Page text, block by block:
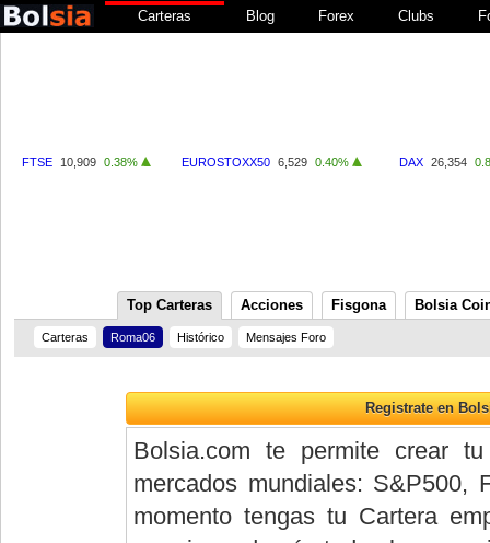
Carteras Blog Forex Clubs
FTSE 10,909 0.38% EUROSTOXX50 6,529 0.40% DAX 26,354
Top Carteras Acciones Fisgona Bolsia
Carteras Roma06 Histórico Mensajes Foro
Bolsia.com te permite crear
mercados mundiales:
momento tengas tu Cartera